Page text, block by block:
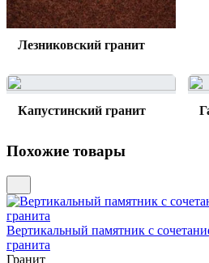
Лезниковский гранит
Капустинский гранит
Похожие товары
Вертикальный памятник с
гранита
Гранит